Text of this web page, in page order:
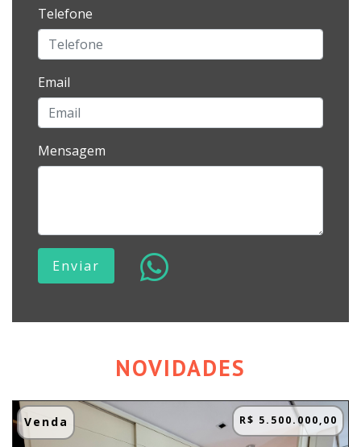
Telefone
Email
Mensagem
Enviar
NOVIDADES
Venda R$ 5.500.000,00